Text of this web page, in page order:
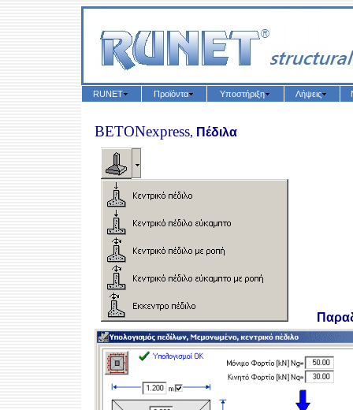
RUNET Προϊόντα Υποστήριξη Λήψεις
BETONexpress, Πέδιλα